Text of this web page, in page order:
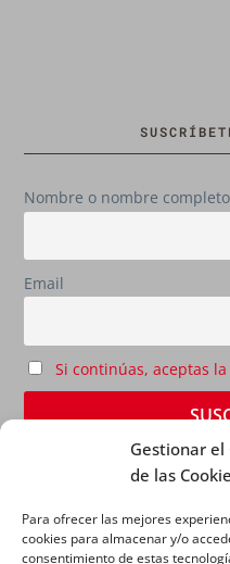
Gestionar
de las
Para ofrecer las mejores
cookies para almacenar y/o
consentimiento de estas
Nombre o nombre completo
Email
Si continúas, aceptas